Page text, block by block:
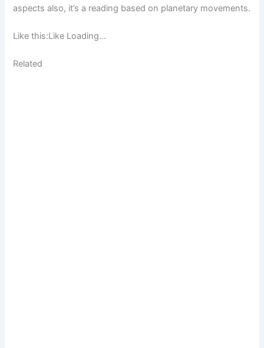
aspects also, it’s a reading based on planetary movements.
Like this:Like Loading…
Related